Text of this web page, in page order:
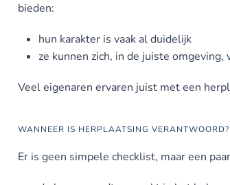
bieden:
hun karakter is vaak al duidelijk
ze kunnen zich, in de juiste omgeving,
Veel eigenaren ervaren juist met een
WANNEER IS HERPLAATSING VERANTWOORD?
Er is geen simpele checklist, maar een